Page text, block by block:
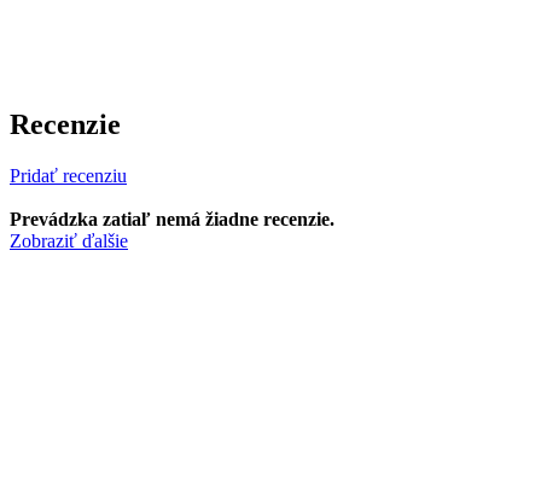
Recenzie
Pridať recenziu
Prevádzka zatiaľ nemá žiadne recenzie.
Zobraziť ďalšie